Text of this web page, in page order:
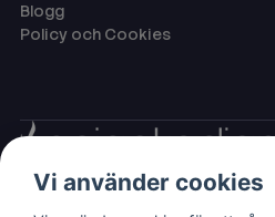
Blogg
Policy och Cookies
Vi använder cookies